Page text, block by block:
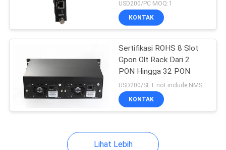
Ethernet
Saklar Ethernet Rel
USD200/PC MOQ:1
KONTAK
Sertifikasi ROHS 8 Slot
Gpon Olt Rack Dari 2
PON Hingga 32 PON
KONTAK
Lihat Lebih